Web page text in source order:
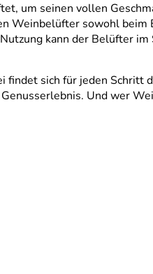
um seinen vollen
sowohl beim
kann der Belüfter
sich für jeden
Und wer